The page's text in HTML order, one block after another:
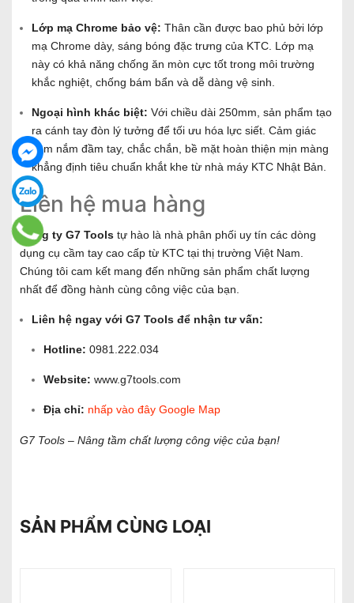
Lớp mạ Chrome bảo vệ: Thân cần được bao phủ bởi lớp
mạ Chrome dày, sáng bóng đặc trưng của KTC. Lớp mạ
này có khả năng chống ăn mòn cực tốt trong môi trường
khắc nghiệt, chống bám bẩn và dễ dàng vệ sinh.
Ngoại hình khác biệt: Với chiều dài 250mm, sản phẩm tạo
ra cánh tay đòn lý tưởng để tối ưu hóa lực siết. Cảm giác
cầm nắm đầm tay, chắc chắn, bề mặt hoàn thiện mịn màng
khẳng định tiêu chuẩn khắt khe từ nhà máy KTC Nhật Bản.
Liên hệ mua hàng
Công ty G7 Tools tự hào là nhà phân phối uy tín các dòng
dụng cụ cầm tay cao cấp từ KTC tại thị trường Việt Nam.
Chúng tôi cam kết mang đến những sản phẩm chất lượng
nhất để đồng hành cùng công việc của bạn.
Liên hệ ngay với G7 Tools để nhận tư vấn:
Hotline: 0981.222.034
Website: www.g7tools.com
Địa chỉ: nhấp vào đây Google Map
G7 Tools – Nâng tầm chất lượng công việc của bạn!
SẢN PHẨM CÙNG LOẠI